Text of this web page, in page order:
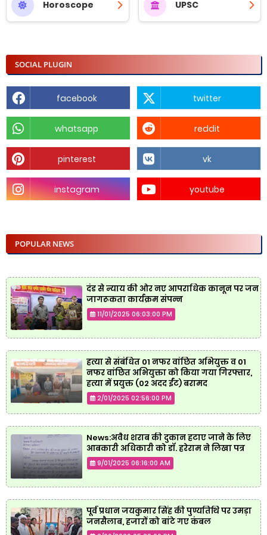
Horoscope UPSC
SOCIAL PLUGIN
facebook twitter
whatsapp reddit
pinterest vk
instagram youtube
POPULAR NEWS
दंड से न्याय की ओर नए आपराधिक कानून पर जन
जागरूकता कार्यक्रम संपन्न
11/01/2025 06:03:00 PM
हत्या से संबंधित 01 नफर वांछित अभियुक्त व 01
नफर वांछित अभियुक्ता को किया गया गिरफ्तार,
हत्या में प्रयुक्त (02 अदद ईंट) बरामद
2/01/2025 02:56:00 PM
News:अवैध शराब की दुकान हटाए जाने के लिए
आबकारी अधिकारी को डॉ. हरेराम ने लिखा पत्र
9/01/2025 06:16:00 AM
पूर्व प्रधान जयकुमार सिंह की पुण्यतिथि पर उमड़ा
जनसैलाब, हजारों को बांटे गए कंबल